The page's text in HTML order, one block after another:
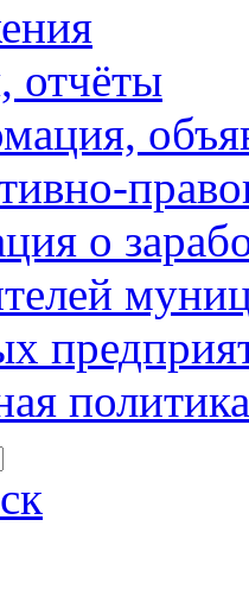
отчёты
о
политика